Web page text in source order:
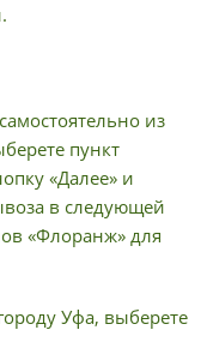
из
пункт
«Далее» и
в следующей
«Флоранж» для
Уфа, выберете